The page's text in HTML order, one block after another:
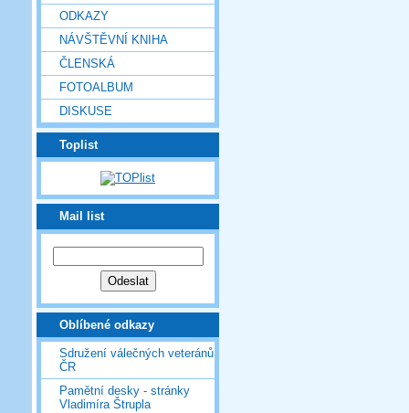
ODKAZY
NÁVŠTĚVNÍ KNIHA
ČLENSKÁ
FOTOALBUM
DISKUSE
Toplist
Mail list
Oblíbené odkazy
Sdružení válečných veteránů
ČR
Pamětní desky - stránky
Vladimíra Štrupla